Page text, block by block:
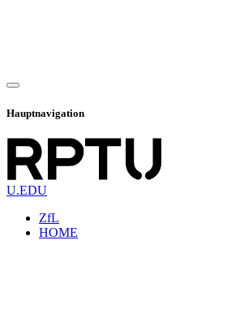
Hauptnavigation
U.EDU
ZfL
HOME